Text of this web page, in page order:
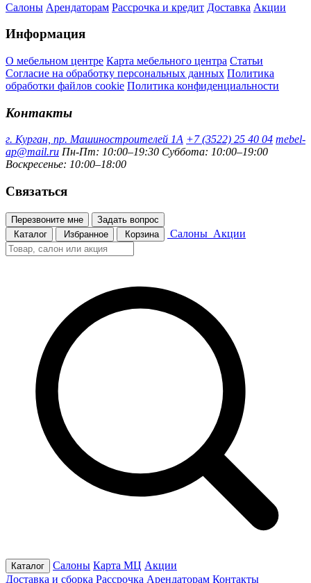
Салоны Арендаторам Рассрочка и кредит Доставка Акции
Информация
О мебельном центре Карта мебельного центра Статьи
Согласие на обработку персональных данных Политика
обработки файлов cookie Политика конфиденциальности
Контакты
г. Курган, пр. Машиностроителей 1А +7 (3522) 25 40 04 mebel-
ap@mail.ru Пн-Пт: 10:00–19:30 Суббота: 10:00–19:00
Воскресенье: 10:00–18:00
Связаться
Перезвоните мне
Задать вопрос
Каталог
Избранное Корзина Салоны Акции
Каталог Салоны Карта МЦ Акции
Доставка и сборка Рассрочка Арендаторам Контакты